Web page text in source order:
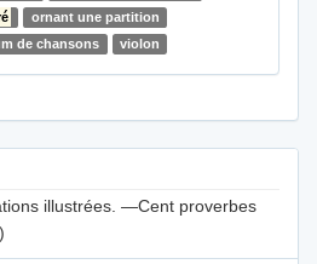
ornant une partition
de chansons
violon
illustrées. —Cent proverbes